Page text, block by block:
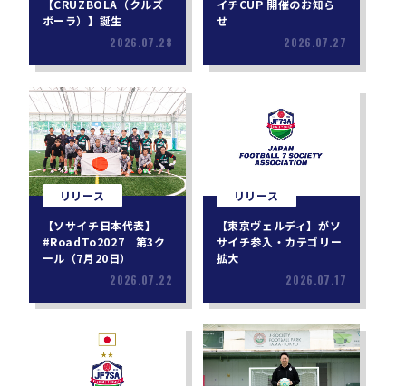
【CRUZBOLA（クルズ
ボーラ）】誕生
2026.07.28
イチCUP 開催のお知ら
せ
2026.07.27
リリース
【ソサイチ日本代表】
#RoadTo2027｜第3ク
ール（7月20日）
2026.07.22
リリース
【東京ヴェルディ】がソ
サイチ参入・カテゴリー
拡大
2026.07.17